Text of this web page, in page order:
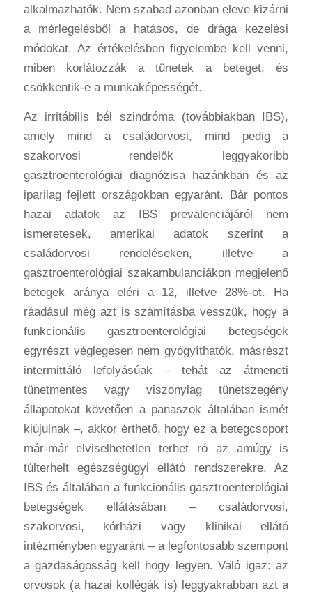
alkalmazhatók. Nem szabad azonban eleve kizárni
a mérlegelésből a hatásos, de drága kezelési
módokat. Az értékelésben figyelembe kell venni,
miben korlátozzák a tünetek a beteget, és
csökkentik-e a munkaképességét.
Az irritábilis bél szindróma (továbbiakban IBS),
amely mind a családorvosi, mind pedig a
szakorvosi rendelők leggyakoribb
gasztroenterológiai diagnózisa hazánkban és az
iparilag fejlett országokban egyaránt. Bár pontos
hazai adatok az IBS prevalenciájáról nem
ismeretesek, amerikai adatok szerint a
családorvosi rendeléseken, illetve a
gasztroenterológiai szakambulanciákon megjelenő
betegek aránya eléri a 12, illetve 28%-ot. Ha
ráadásul még azt is számításba vesszük, hogy a
funkcionális gasztroenterológiai betegségek
egyrészt véglegesen nem gyógyíthatók, másrészt
intermittáló lefolyásúak – tehát az átmeneti
tünetmentes vagy viszonylag tünetszegény
állapotokat követően a panaszok általában ismét
kiújulnak –, akkor érthető, hogy ez a betegcsoport
már-már elviselhetetlen terhet ró az amúgy is
túlterhelt egészségügyi ellátó rendszerekre.Az
IBS és általában a funkcionális gasztroenterológiai
betegségek ellátásában – családorvosi,
szakorvosi, kórházi vagy klinikai ellátó
intézményben egyaránt – a legfontosabb szempont
a gazdaságosság kell hogy legyen. Való igaz: az
orvosok (a hazai kollégák is) leggyakrabban azt a